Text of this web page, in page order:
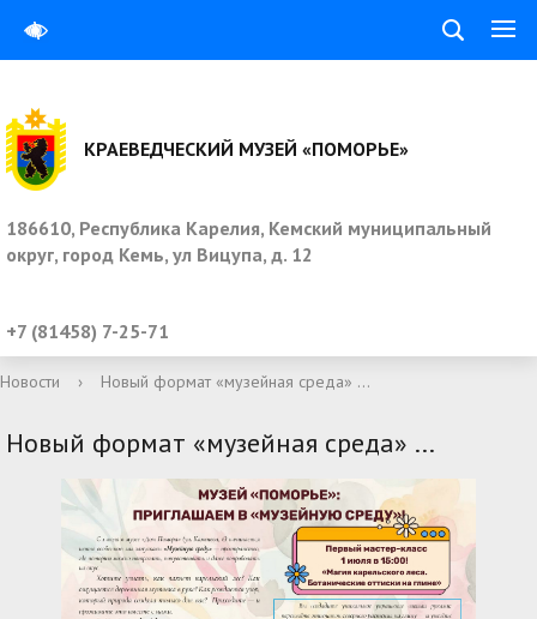
КРАЕВЕДЧЕСКИЙ МУЗЕЙ «ПОМОРЬЕ»
186610, Республика Карелия, Кемский муниципальный
округ, город Кемь, ул Вицупа, д. 12
+7 (81458) 7-25-71
Новости › Новый формат «музейная среда» ...
Новый формат «музейная среда» ...